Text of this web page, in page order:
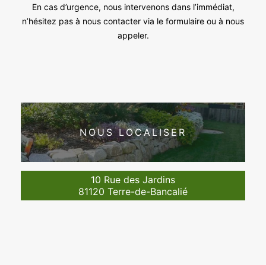
En cas d’urgence, nous intervenons dans l’immédiat,
n’hésitez pas à nous contacter via le formulaire ou à nous
appeler.
NOUS LOCALISER
10 Rue des Jardins
81120 Terre-de-Bancalié